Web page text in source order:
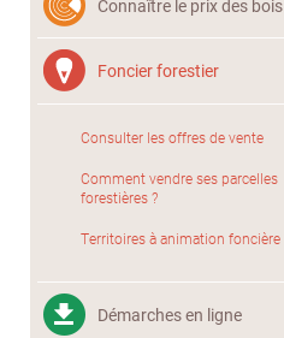
Connaître le prix des bois
Foncier forestier
Consulter les offres de vente
Comment vendre ses parcelles
forestières ?
Territoires à animation foncière
Démarches en ligne